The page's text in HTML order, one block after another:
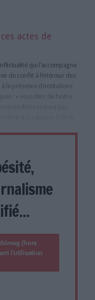
actes de
qui l’accompagne
de conflit à l’intérieur des
la présence d’institutions
: « vous êtes de l’autre
(hors
l'utilisation